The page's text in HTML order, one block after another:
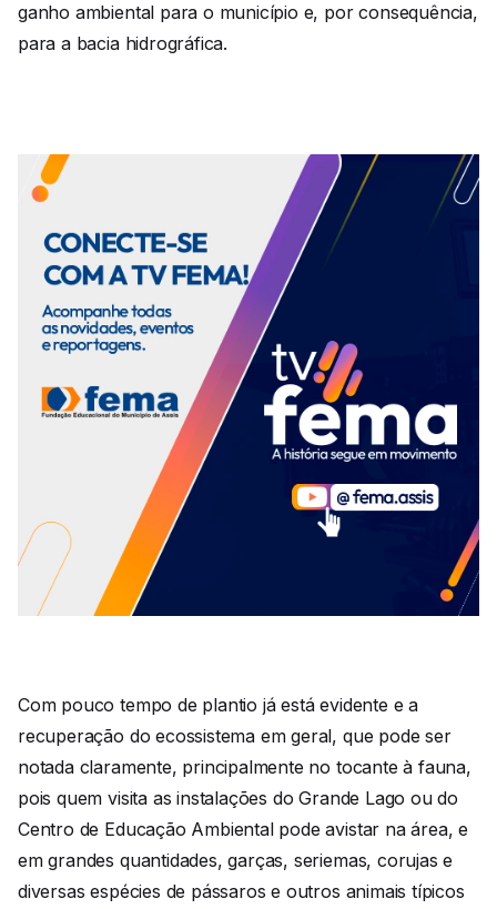
ganho ambiental para o município e, por consequência,
para a bacia hidrográfica.
Com pouco tempo de plantio já está evidente e a
recuperação do ecossistema em geral, que pode ser
notada claramente, principalmente no tocante à fauna,
pois quem visita as instalações do Grande Lago ou do
Centro de Educação Ambiental pode avistar na área, e
em grandes quantidades, garças, seriemas, corujas e
diversas espécies de pássaros e outros animais típicos